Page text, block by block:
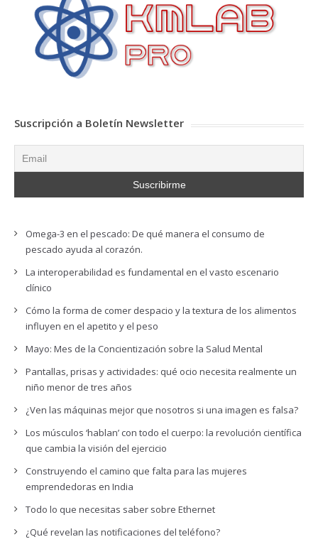
Suscripción a Boletín Newsletter
Omega-3 en el pescado: De qué manera el consumo de
pescado ayuda al corazón.
La interoperabilidad es fundamental en el vasto escenario
clínico
Cómo la forma de comer despacio y la textura de los alimentos
influyen en el apetito y el peso
Mayo: Mes de la Concientización sobre la Salud Mental
Pantallas, prisas y actividades: qué ocio necesita realmente un
niño menor de tres años
¿Ven las máquinas mejor que nosotros si una imagen es falsa?
Los músculos ‘hablan’ con todo el cuerpo: la revolución científica
que cambia la visión del ejercicio
Construyendo el camino que falta para las mujeres
emprendedoras en India
Todo lo que necesitas saber sobre Ethernet
¿Qué revelan las notificaciones del teléfono?